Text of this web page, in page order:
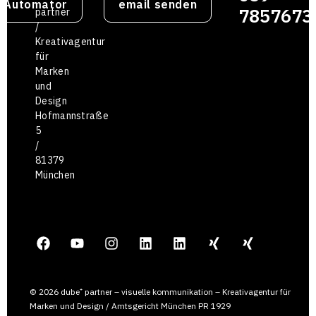
partner
/
Kreativagentur
für
Marken
und
Design
Hofmannstraße
5
/
81379
München
email senden
Automator
© 2026 dube⁺ partner – visuelle kommunikation – Kreativagentur für
Marken und Design / Amtsgericht München PR 1929